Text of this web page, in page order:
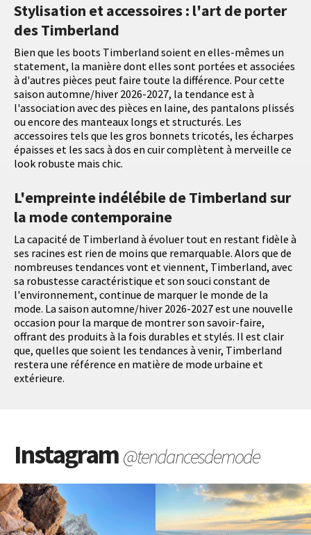
Stylisation et accessoires : l'art de porter
des Timberland
Bien que les boots Timberland soient en elles-mêmes un
statement, la manière dont elles sont portées et associées
à d'autres pièces peut faire toute la différence. Pour cette
saison automne/hiver 2026-2027, la tendance est à
l'association avec des pièces en laine, des pantalons plissés
ou encore des manteaux longs et structurés. Les
accessoires tels que les gros bonnets tricotés, les écharpes
épaisses et les sacs à dos en cuir complètent à merveille ce
look robuste mais chic.
L'empreinte indélébile de Timberland sur
la mode contemporaine
La capacité de Timberland à évoluer tout en restant fidèle à
ses racines est rien de moins que remarquable. Alors que de
nombreuses tendances vont et viennent, Timberland, avec
sa robustesse caractéristique et son souci constant de
l'environnement, continue de marquer le monde de la
mode. La saison automne/hiver 2026-2027 est une nouvelle
occasion pour la marque de montrer son savoir-faire,
offrant des produits à la fois durables et stylés. Il est clair
que, quelles que soient les tendances à venir, Timberland
restera une référence en matière de mode urbaine et
extérieure.
Instagram@tendancesdemode